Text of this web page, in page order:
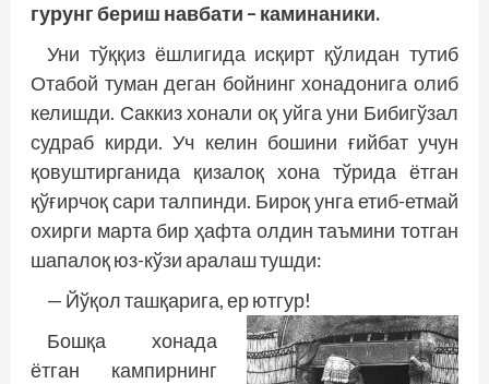
гурунг бериш нав­бати – каминаники.
Уни тўққиз ёшлигида исқирт қўлидан тутиб
Отабой туман деган бойнинг хонадонига олиб
келишди. Саккиз хонали оқ уйга уни Бибигўзал
судраб кирди. Уч келин бошини ғийбат учун
қовуштирганида қизалоқ хона тўрида ётган
қўғирчоқ сари талпинди. Бироқ унга етиб-етмай
охирги марта бир ҳафта олдин таъмини тотган
шапалоқ юз-кўзи аралаш тушди:
— Йўқол ташқарига, ер ютгур!
Бошқа хонада
ётган кампирнинг